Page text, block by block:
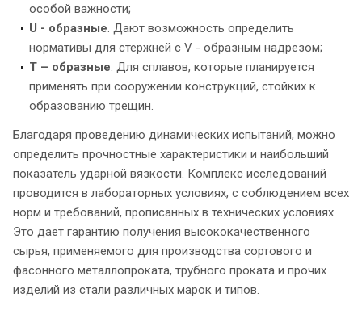
особой важности;
U - образные. Дают возможность определить
нормативы для стержней с V - образным надрезом;
Т – образные. Для сплавов, которые планируется
применять при сооружении конструкций, стойких к
образованию трещин.
Благодаря проведению динамических испытаний, можно
определить прочностные характеристики и наибольший
показатель ударной вязкости. Комплекс исследований
проводится в лабораторных условиях, с соблюдением всех
норм и требований, прописанных в технических условиях.
Это дает гарантию получения высококачественного
сырья, применяемого для производства сортового и
фасонного металлопроката, трубного проката и прочих
изделий из стали различных марок и типов.